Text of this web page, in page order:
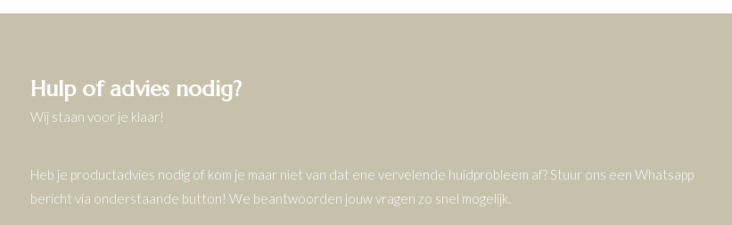
Hulp of advies nodig?
Wij staan voor je klaar!
Heb je productadvies nodig of kom je maar niet van dat ene vervelende huidprobleem af? Stuur ons een Whatsapp
bericht via onderstaande button! We beantwoorden jouw vragen zo snel mogelijk.